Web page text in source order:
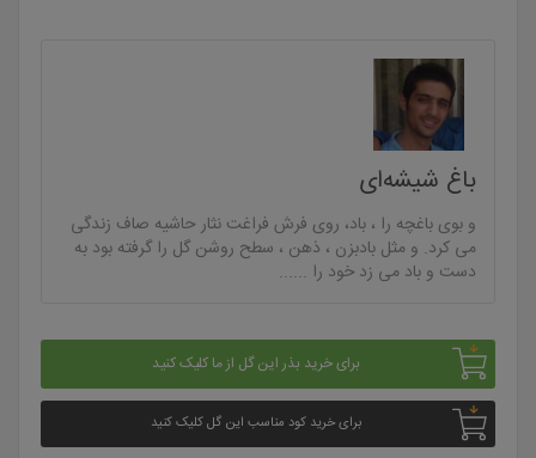
باغ شیشه‌ای
و بوی باغچه را ، باد، روی فرش فراغت نثار حاشیه صاف زندگی
می کرد. و مثل بادبزن ، ذهن ، سطح روشن گل را گرفته بود به
دست و باد می زد خود را ......
برای خرید بذر این گل از ما کلیک کنید
برای خرید کود مناسب این گل کلیک کنید